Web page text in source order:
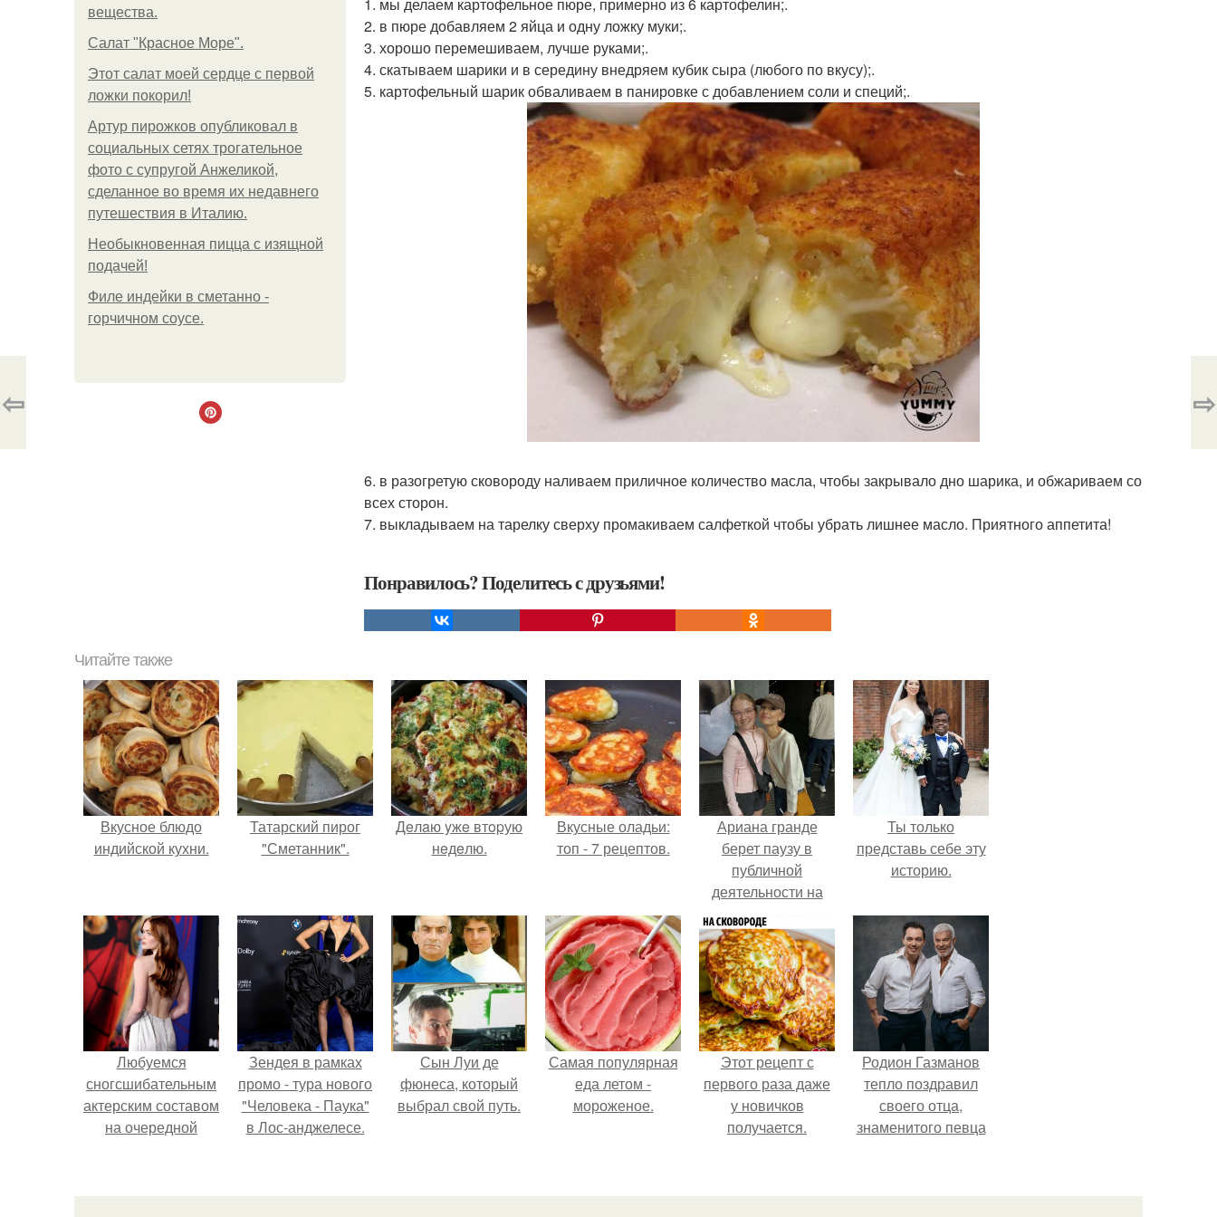
вещества.
Салат "Красное Море".
Этот салат моей сердце с первой
ложки покорил!
Артур пирожков опубликовал в
социальных сетях трогательное
фото с супругой Анжеликой,
сделанное во время их недавнего
путешествия в Италию.
Необыкновенная пицца с изящной
подачей!
Филе индейки в сметанно -
горчичном соусе.
2. в пюре добавляем 2 яйца и одну ложку муки;.
3. хорошо перемешиваем, лучше руками;.
4. скатываем шарики и в середину внедряем кубик сыра (любого по вкусу);.
5. картофельный шарик обваливаем в панировке с добавлением соли и специй;.
6. в разогретую сковороду наливаем приличное количество масла, чтобы закрывало дно шарика, и обжариваем со
всех сторон.
7. выкладываем на тарелку сверху промакиваем салфеткой чтобы убрать лишнее масло. Приятного аппетита!
Понравилось? Поделитесь с друзьями!
⇦ ⇨
Читайте также
Вкусное блюдо
индийской кухни.
Татарский пирог
"Сметанник".
Дeлaю yжe втopую
нeдeлю.
Вкусные оладьи:
топ - 7 рецептов.
Ариана гранде
берет паузу в
публичной
деятельности на
фоне слухов о
своем здоровье.
Ты только
представь себе эту
историю.
Любуемся
сногсшибательным
актерским составом
на очередной
Зендея в рамках
промо - тура нового
"Человека - Паука"
в Лос-анджелесе.
Сын Луи де
фюнеса, который
выбрал свой путь.
Самая популярная
еда летом -
мороженое.
Этот рецепт с
первого раза даже
у новичков
получается.
Родион Газманов
тепло поздравил
своего отца,
знаменитого певца
75-летием.